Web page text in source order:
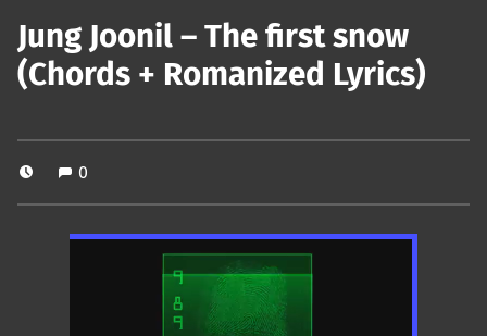
Jung Joonil – The first snow
(Chords + Romanized Lyrics)
0